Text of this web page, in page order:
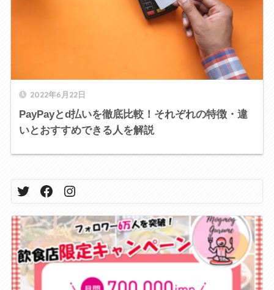
2022年6月22日
PayPayとd払いを徹底比較！それぞれの特徴・違
いとおすすめできる人を解説